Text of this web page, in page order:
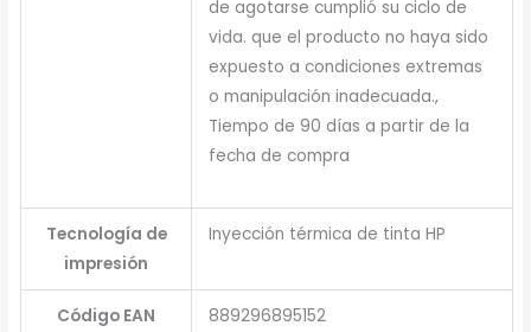
de agotarse cumplió su ciclo de
vida. que el producto no haya sido
expuesto a condiciones extremas
o manipulación inadecuada.,
Tiempo de 90 días a partir de la
fecha de compra
Tecnología de
impresión
Inyección térmica de tinta HP
Código EAN 889296895152